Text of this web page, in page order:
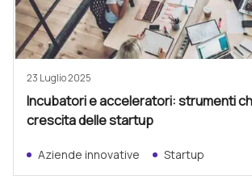
23 Luglio 2025
Incubatori e acceleratori: strumenti
crescita delle startup
Aziende innovative Startup